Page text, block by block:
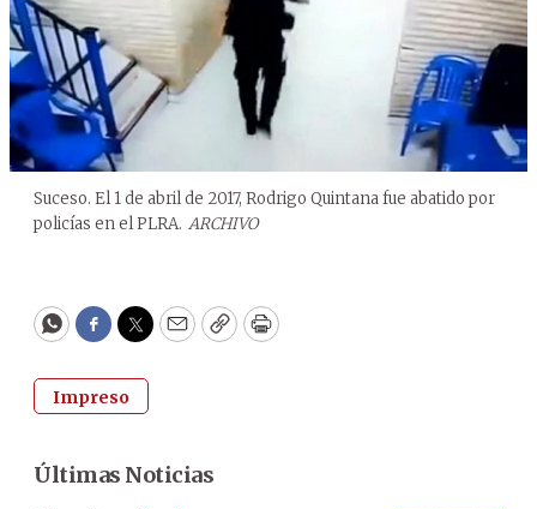
Suceso. El 1 de abril de 2017, Rodrigo Quintana fue abatido por
policías en el PLRA. ARCHIVO
WhatsApp
Facebook
Twitter
EmailCopyPrint
Impreso
Últimas Noticias